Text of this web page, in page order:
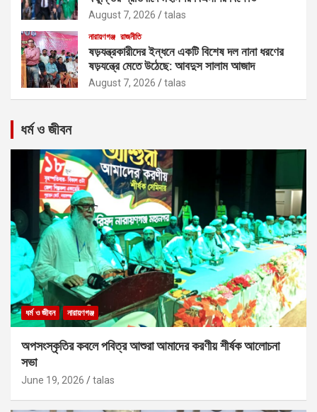
August 7, 2026 talas
নারায়ণগঞ্জ রাজনীতি
ষড়যন্ত্রকারীদের ইন্ধনে একটি বিশেষ দল নানা ধরণের
ষড়যন্ত্রে মেতে উঠেছে: আবদুস সালাম আজাদ
August 7, 2026 talas
ধর্ম ও জীবন
ধর্ম ও জীবন নারায়ণগঞ্জ
অপসংস্কৃতির কবলে পবিত্র আশুরা আমাদের করণীয় শীর্ষক আলোচনা
সভা
June 19, 2026 talas